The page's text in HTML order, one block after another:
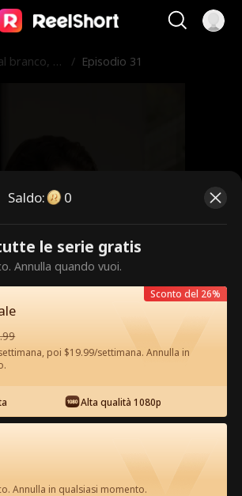
branco, a
/ Episodio 31
episodi a pagamento.
per guardare.
60 Sblocca ora
Guarda gratis nell'App
Saldo: 0
le serie gratis
Annulla quando vuoi.
poi $19.99/settimana. Annulla in
Alta qualità 1080p
Sconto del 26%
Annulla in qualsiasi momento.